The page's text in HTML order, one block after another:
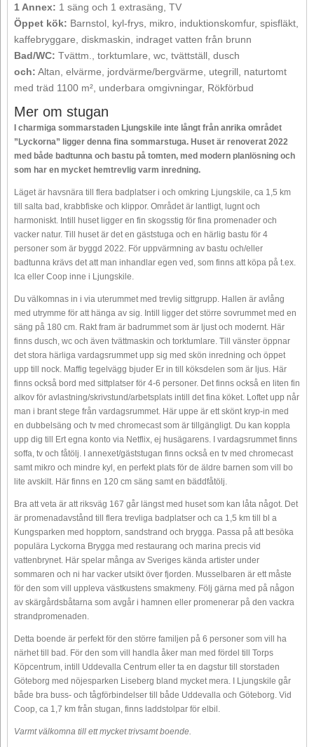
1 Annex: 1 säng och 1 extrasäng, TV
Öppet kök: Barnstol, kyl-frys, mikro, induktionskomfur, spisfläkt,
kaffebryggare, diskmaskin, indraget vatten från brunn
Bad/WC: Tvättm., torktumlare, wc, tvättställ, dusch
och: Altan, elvärme, jordvärme/bergvärme, utegrill, naturtomt
med träd 1100 m², underbara omgivningar, Rökförbud
Mer om stugan
I charmiga sommarstaden Ljungskile inte långt från anrika området
”Lyckorna” ligger denna fina sommarstuga. Huset är renoverat 2022
med både badtunna och bastu på tomten, med modern planlösning och
som har en mycket hemtrevlig varm inredning.
Läget är havsnära till flera badplatser i och omkring Ljungskile, ca 1,5 km
till salta bad, krabbfiske och klippor. Området är lantligt, lugnt och
harmoniskt. Intill huset ligger en fin skogsstig för fina promenader och
vacker natur. Till huset är det en gäststuga och en härlig bastu för 4
personer som är byggd 2022. För uppvärmning av bastu och/eller
badtunna krävs det att man inhandlar egen ved, som finns att köpa på t.ex.
Ica eller Coop inne i Ljungskile.
Du välkomnas in i via uterummet med trevlig sittgrupp. Hallen är avlång
med utrymme för att hänga av sig. Intill ligger det större sovrummet med en
säng på 180 cm. Rakt fram är badrummet som är ljust och modernt. Här
finns dusch, wc och även tvättmaskin och torktumlare. Till vänster öppnar
det stora härliga vardagsrummet upp sig med skön inredning och öppet
upp till nock. Maffig tegelvägg bjuder Er in till köksdelen som är ljus. Här
finns också bord med sittplatser för 4-6 personer. Det finns också en liten fin
alkov för avlastning/skrivstund/arbetsplats intill det fina köket. Loftet upp når
man i brant stege från vardagsrummet. Här uppe är ett skönt kryp-in med
en dubbelsäng och tv med chromecast som är tillgängligt. Du kan koppla
upp dig till Ert egna konto via Netflix, ej husägarens. I vardagsrummet finns
soffa, tv och fåtölj. I annexet/gäststugan finns också en tv med chromecast
samt mikro och mindre kyl, en perfekt plats för de äldre barnen som vill bo
lite avskilt. Här finns en 120 cm säng samt en bäddfåtölj.
Bra att veta är att riksväg 167 går längst med huset som kan låta något. Det
är promenadavstånd till flera trevliga badplatser och ca 1,5 km till bl a
Kungsparken med hopptorn, sandstrand och brygga. Passa på att besöka
populära Lyckorna Brygga med restaurang och marina precis vid
vattenbrynet. Här spelar många av Sveriges kända artister under
sommaren och ni har vacker utsikt över fjorden. Musselbaren är ett måste
för den som vill uppleva västkustens smakmeny. Följ gärna med på någon
av skärgårdsbåtarna som avgår i hamnen eller promenerar på den vackra
strandpromenaden.
Detta boende är perfekt för den större familjen på 6 personer som vill ha
närhet till bad. För den som vill handla åker man med fördel till Torps
Köpcentrum, intill Uddevalla Centrum eller ta en dagstur till storstaden
Göteborg med nöjesparken Liseberg bland mycket mera. I Ljungskile går
både bra buss- och tågförbindelser till både Uddevalla och Göteborg. Vid
Coop, ca 1,7 km från stugan, finns laddstolpar för elbil.
Varmt välkomna till ett mycket trivsamt boende.